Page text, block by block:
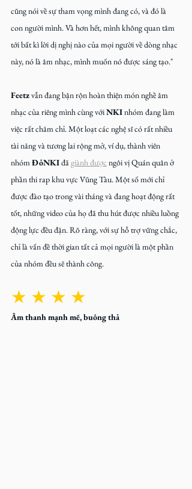
cũng nói về sự tham vọng mình đang có, và đó là
con người mình. Và hơn hết, mình không quan tâm
tới bất kì lời dị nghị nào của mọi người về dòng nhạc
này, nó là âm nhạc, mình muốn nó được sáng tạo."
Feetz vẫn đang bận rộn hoàn thiện món nghề âm
nhạc của riêng mình cùng với NKI nhóm đang làm
việc rất chăm chỉ. Một loạt các nghệ sĩ có rất nhiều
tài năng và tương lai rộng mở, ví dụ, thành viên
nhóm ĐỏNKI đã giành được ngôi vị Quán quân ở
phần thi rap khu vực Vũng Tàu. Một số mới chỉ
được đào tạo trong vài tháng và đang hoạt động rất
tốt, những video của họ đã thu hút được nhiều luồng
động lực đều đặn. Rõ ràng, với sự hỗ trợ vững chắc,
chỉ là vấn đề thời gian tất cả mọi người là một phần
của nhóm đều sẽ thành công.
★ ★ ★ ★
Âm thanh mạnh mẽ, buông thả